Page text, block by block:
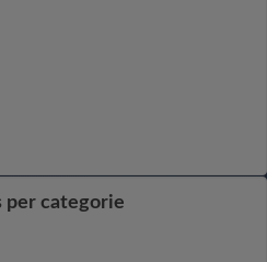
per categorie